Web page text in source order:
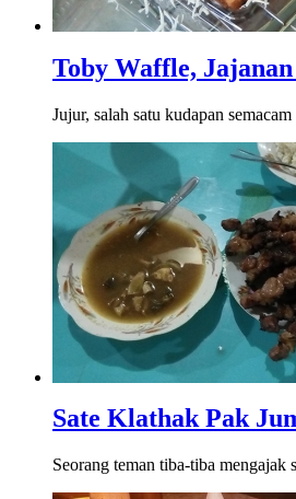
Toby Waffle,
Jujur, salah satu kudapan
Sate Klathak Pak
Seorang teman tiba-tiba